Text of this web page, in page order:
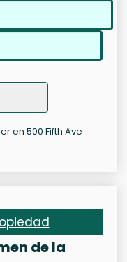
en 500 Fifth Ave
de la